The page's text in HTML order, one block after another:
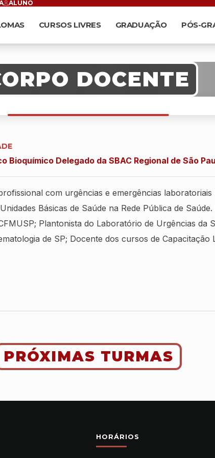
ALUNO
CURSOS LIVRES GRADUAÇÃO PÓS-
DOCENTE
Bioquímico Delegado da SBAC Regional de São
com urgências e emergências
Básicas de Saúde na Rede Pública de
Plantonista do Laboratório de Urgências da
de SP; Docente dos cursos de
PRÓXIMAS TURMAS
HORÁRIOS